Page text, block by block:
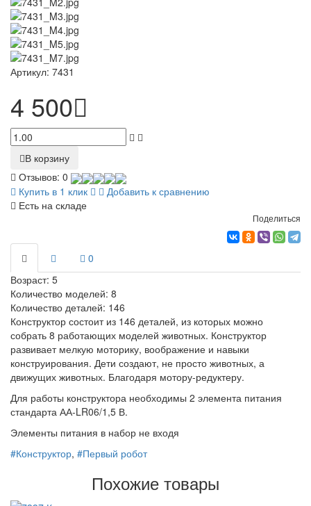
Артикул: 7431
4 500
В корзину
Отзывов: 0
Купить в 1 клик
Добавить к сравнению
Есть на складе
Поделиться
0
Возраст: 5
Количество моделей: 8
Количество деталей: 146
Конструктор состоит из 146 деталей, из которых можно
собрать 8 работающих моделей животных. Конструктор
развивает мелкую моторику, воображение и навыки
конструирования. Дети создают, не просто животных, а
движущих животных. Благодаря мотору-редуктеру.
Для работы конструктора необходимы 2 элемента питания
стандарта АА-LR06/1,5 В.
Элементы питания в набор не входя
#Конструктор, #Первый робот
Похожие товары